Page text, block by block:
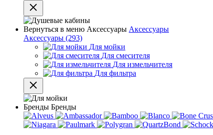
Вернуться в меню Аксессуары Аксессуары
Аксессуары (293)
Для мойки
Для смесителя
Для измельчителя
Для фильтра
Бренды Бренды